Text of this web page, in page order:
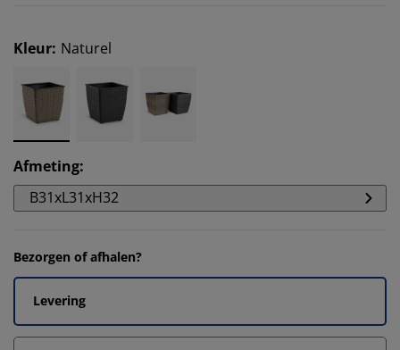
Kleur: Naturel
Afmeting:
B31xL31xH32
Bezorgen of afhalen?
Levering